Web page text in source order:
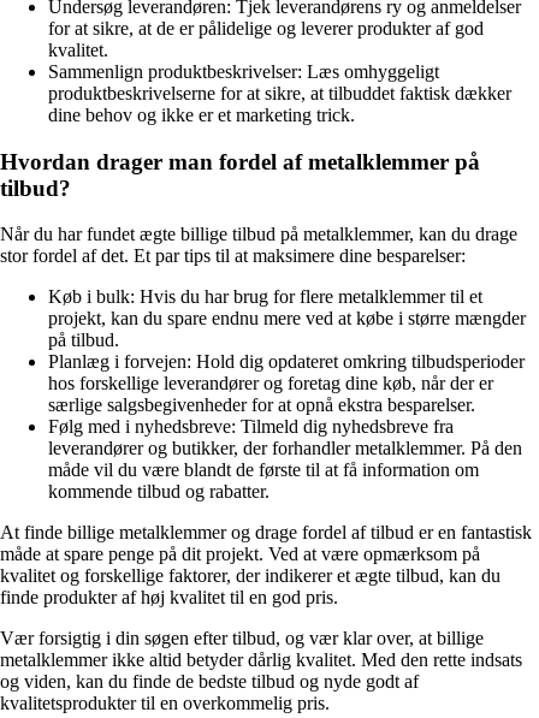
Undersøg leverandøren: Tjek leverandørens ry og anmeldelser
for at sikre, at de er pålidelige og leverer produkter af god
kvalitet.
Sammenlign produktbeskrivelser: Læs omhyggeligt
produktbeskrivelserne for at sikre, at tilbuddet faktisk dækker
dine behov og ikke er et marketing trick.
Hvordan drager man fordel af metalklemmer på
tilbud?
Når du har fundet ægte billige tilbud på metalklemmer, kan du drage
stor fordel af det. Et par tips til at maksimere dine besparelser:
Køb i bulk: Hvis du har brug for flere metalklemmer til et
projekt, kan du spare endnu mere ved at købe i større mængder
på tilbud.
Planlæg i forvejen: Hold dig opdateret omkring tilbudsperioder
hos forskellige leverandører og foretag dine køb, når der er
særlige salgsbegivenheder for at opnå ekstra besparelser.
Følg med i nyhedsbreve: Tilmeld dig nyhedsbreve fra
leverandører og butikker, der forhandler metalklemmer. På den
måde vil du være blandt de første til at få information om
kommende tilbud og rabatter.
At finde billige metalklemmer og drage fordel af tilbud er en fantastisk
måde at spare penge på dit projekt. Ved at være opmærksom på
kvalitet og forskellige faktorer, der indikerer et ægte tilbud, kan du
finde produkter af høj kvalitet til en god pris.
Vær forsigtig i din søgen efter tilbud, og vær klar over, at billige
metalklemmer ikke altid betyder dårlig kvalitet. Med den rette indsats
og viden, kan du finde de bedste tilbud og nyde godt af
kvalitetsprodukter til en overkommelig pris.